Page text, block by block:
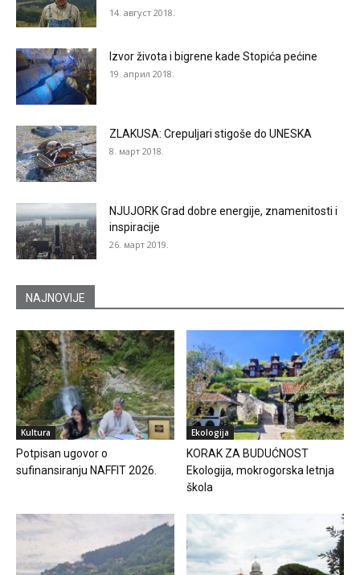
14. август 2018.
Izvor života i bigrene kade Stopića pećine
19. април 2018.
ZLAKUSA: Crepuljari stigoše do UNESKA
8. март 2018.
NJUJORK Grad dobre energije, znamenitosti i
inspiracije
26. март 2019.
NAJNOVIJE
Kultura
Potpisan ugovor o
sufinansiranju NAFFIT 2026.
Ekologija
KORAK ZA BUDUĆNOST
Ekologija, mokrogorska letnja
škola